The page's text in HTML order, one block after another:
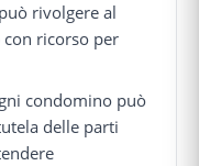
rivolgere al
con ricorso per
condomino può
delle parti